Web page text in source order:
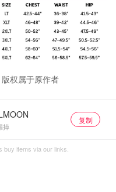
权属于原作者
掉
复制
buy items via our links.